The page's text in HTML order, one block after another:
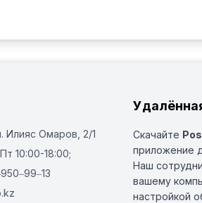
Илияс Омаров, 2/1
10:00-18:00;
Скачайте
приложение
Наш
вашему
настройкой